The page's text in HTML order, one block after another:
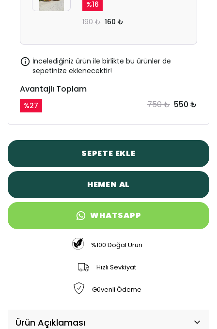
%16
190 ₺ 160 ₺
İncelediğiniz ürün ile birlikte bu ürünler de
sepetinize eklenecektir!
Avantajlı Toplam
%27 750 ₺ 550 ₺
SEPETE EKLE
HEMEN AL
WHATSAPP
%100 Doğal Ürün
Hızlı Sevkiyat
Güvenli Ödeme
Ürün Açıklaması